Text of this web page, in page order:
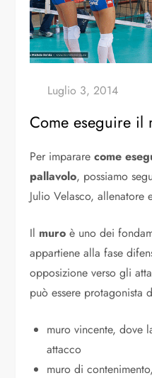
Come eseguire il
Per impararecome
pallavolo, possiamo
Julio Velasco, allenatore
Il muro è uno dei
appartiene alla fase
opposizione verso gli
può essere protagonista
muro vincente, dove
attacco
muro di